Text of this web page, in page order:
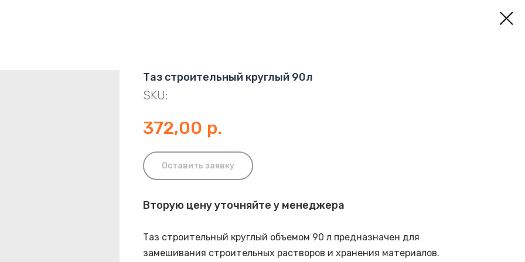
Таз строительный круглый 90л
SKU:
372,00 р.
Оставить заявку
Вторую цену уточняйте у менеджера
Таз строительный круглый объемом 90 л предназначен для
замешивания строительных растворов и хранения материалов.